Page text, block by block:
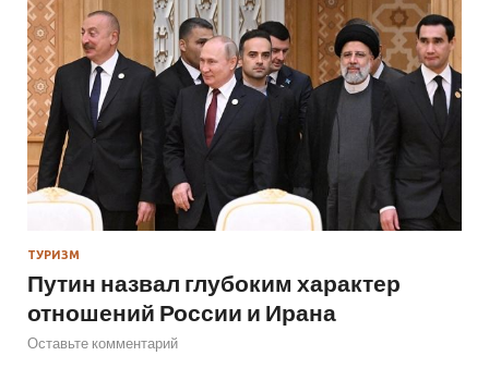
ТУРИЗМ
Путин назвал глубоким характер
отношений России и Ирана
Оставьте комментарий